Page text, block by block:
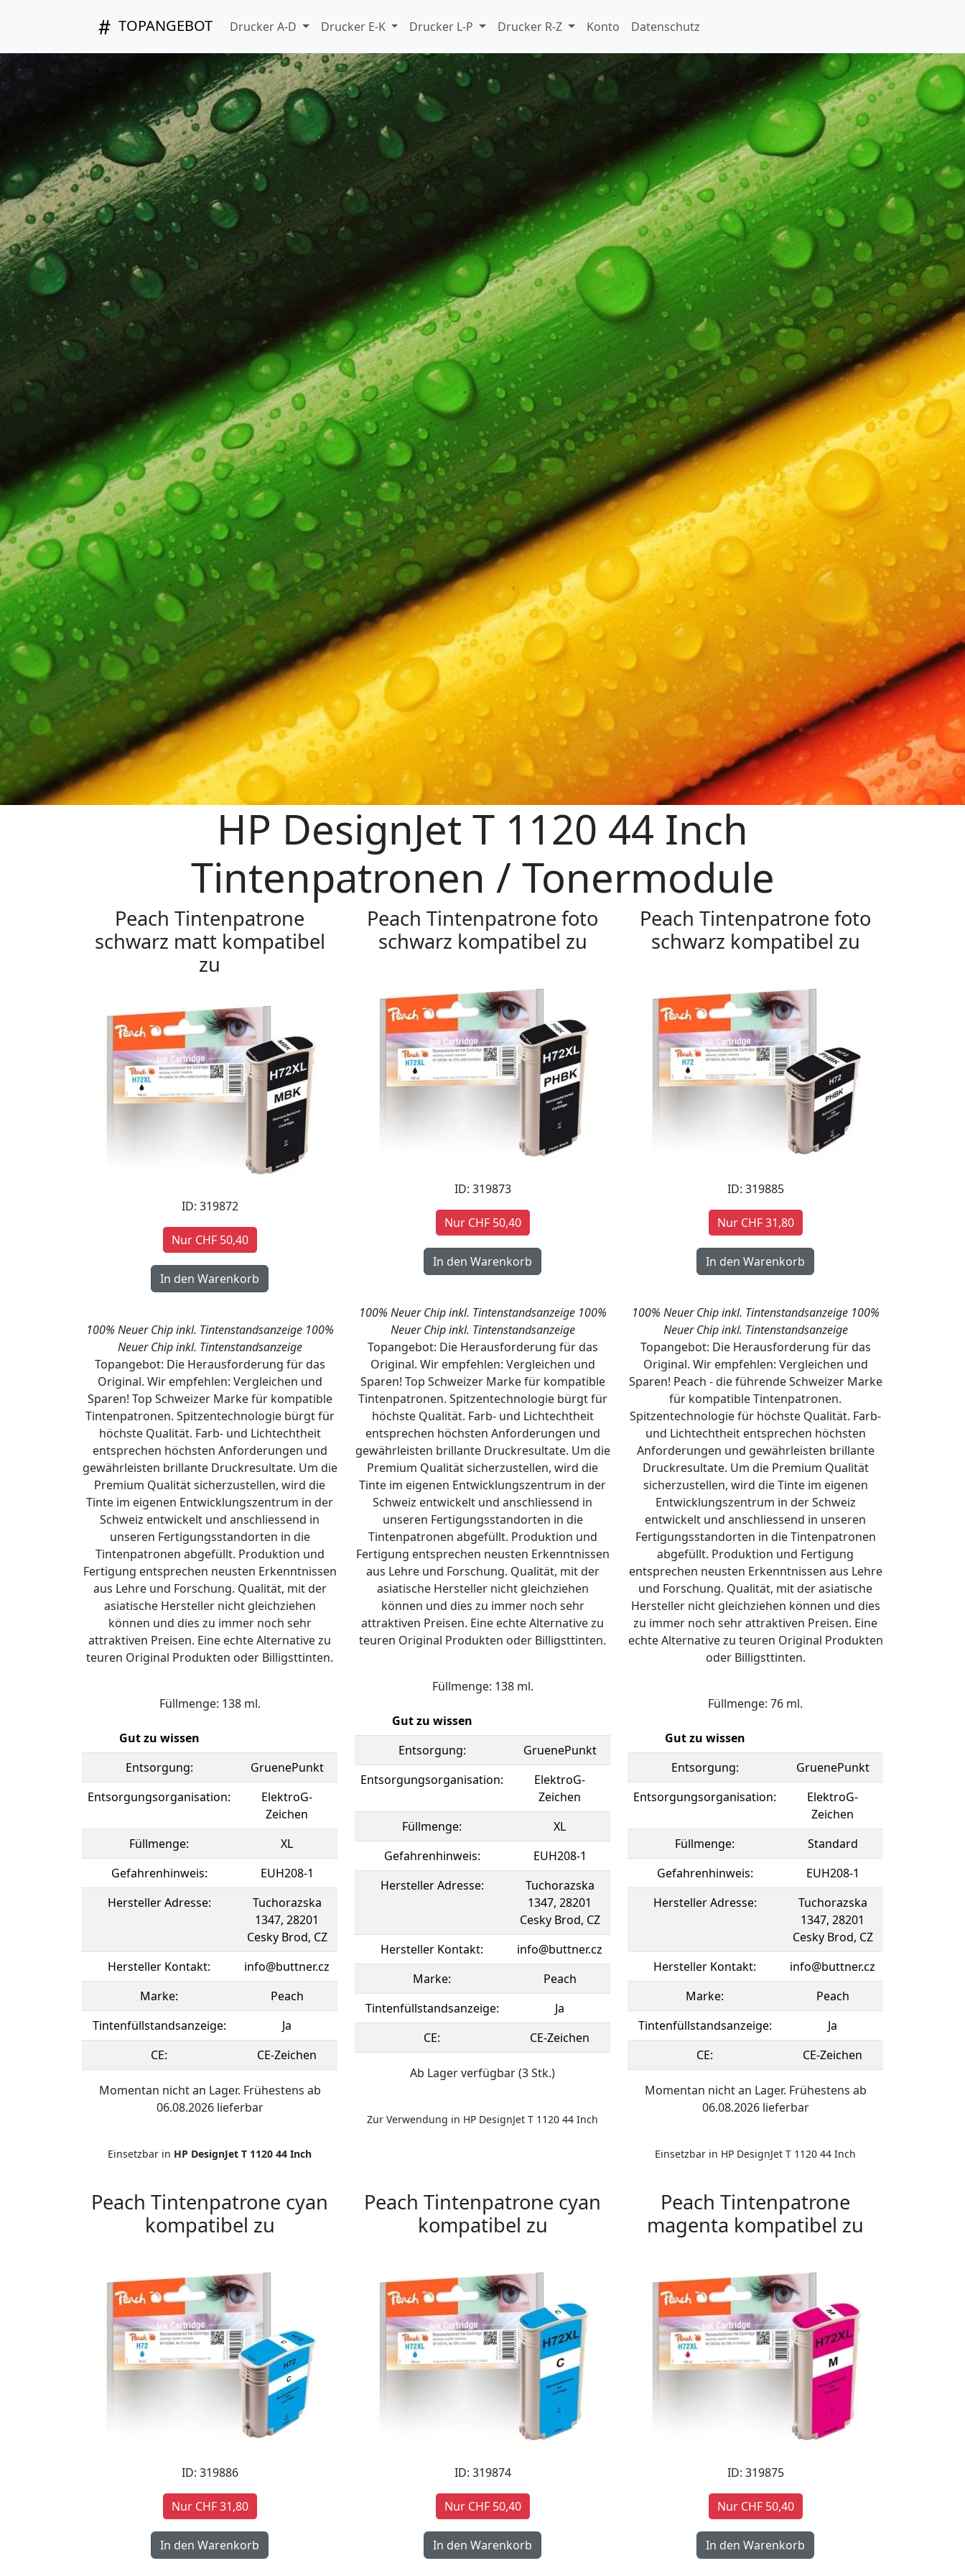
TOPANGEBOT Drucker A-D Drucker E-K Drucker L-P Drucker R-Z Konto Datenschutz
HP DesignJet T 1120 44 Inch
Tintenpatronen / Tonermodule
Peach Tintenpatrone
schwarz matt kompatibel
zu
ID: 319872
Nur CHF 50,40
100% Neuer Chip inkl. Tintenstandsanzeige 100%
Neuer Chip inkl. Tintenstandsanzeige
Topangebot: Die Herausforderung für das
Original. Wir empfehlen: Vergleichen und
Sparen! Top Schweizer Marke für kompatible
Tintenpatronen. Spitzentechnologie bürgt für
höchste Qualität. Farb- und Lichtechtheit
entsprechen höchsten Anforderungen und
gewährleisten brillante Druckresultate. Um die
Premium Qualität sicherzustellen, wird die
Tinte im eigenen Entwicklungszentrum in der
Schweiz entwickelt und anschliessend in
unseren Fertigungsstandorten in die
Tintenpatronen abgefüllt. Produktion und
Fertigung entsprechen neusten Erkenntnissen
aus Lehre und Forschung. Qualität, mit der
asiatische Hersteller nicht gleichziehen
können und dies zu immer noch sehr
attraktiven Preisen. Eine echte Alternative zu
teuren Original Produkten oder Billigsttinten.
Füllmenge: 138 ml.
Gut zu wissen
Entsorgung:
GruenePunkt
Entsorgungsorganisation:
ElektroG-
Zeichen
Füllmenge:
XL
Gefahrenhinweis:
EUH208-1
Hersteller Adresse:
Tuchorazska
1347, 28201
Cesky Brod, CZ
Hersteller Kontakt:
info@buttner.cz
Marke:
Peach
Tintenfüllstandsanzeige:
Ja
CE:
CE-Zeichen
Momentan nicht an Lager. Frühestens ab
06.08.2026 lieferbar
Einsetzbar in HP DesignJet T 1120 44 Inch
Peach Tintenpatrone foto
schwarz kompatibel zu
ID: 319873
Nur CHF 50,40
100% Neuer Chip inkl. Tintenstandsanzeige 100%
Neuer Chip inkl. Tintenstandsanzeige
Topangebot: Die Herausforderung für das
Original. Wir empfehlen: Vergleichen und
Sparen! Top Schweizer Marke für kompatible
Tintenpatronen. Spitzentechnologie bürgt für
höchste Qualität. Farb- und Lichtechtheit
entsprechen höchsten Anforderungen und
gewährleisten brillante Druckresultate. Um die
Premium Qualität sicherzustellen, wird die
Tinte im eigenen Entwicklungszentrum in der
Schweiz entwickelt und anschliessend in
unseren Fertigungsstandorten in die
Tintenpatronen abgefüllt. Produktion und
Fertigung entsprechen neusten Erkenntnissen
aus Lehre und Forschung. Qualität, mit der
asiatische Hersteller nicht gleichziehen
können und dies zu immer noch sehr
attraktiven Preisen. Eine echte Alternative zu
teuren Original Produkten oder Billigsttinten.
Füllmenge: 138 ml.
Gut zu wissen
Entsorgung:
GruenePunkt
Entsorgungsorganisation:
ElektroG-
Zeichen
Füllmenge:
XL
Gefahrenhinweis:
EUH208-1
Hersteller Adresse:
Tuchorazska
1347, 28201
Cesky Brod, CZ
Hersteller Kontakt:
info@buttner.cz
Marke:
Peach
Tintenfüllstandsanzeige:
Ja
CE:
CE-Zeichen
Ab Lager verfügbar (3 Stk.)
Zur Verwendung in HP DesignJet T 1120 44 Inch
Peach Tintenpatrone foto
schwarz kompatibel zu
ID: 319885
Nur CHF 31,80
100% Neuer Chip inkl. Tintenstandsanzeige 100%
Neuer Chip inkl. Tintenstandsanzeige
Topangebot: Die Herausforderung für das
Original. Wir empfehlen: Vergleichen und
Sparen! Peach - die führende Schweizer Marke
für kompatible Tintenpatronen.
Spitzentechnologie für höchste Qualität. Farb-
und Lichtechtheit entsprechen höchsten
Anforderungen und gewährleisten brillante
Druckresultate. Um die Premium Qualität
sicherzustellen, wird die Tinte im eigenen
Entwicklungszentrum in der Schweiz
entwickelt und anschliessend in unseren
Fertigungsstandorten in die Tintenpatronen
abgefüllt. Produktion und Fertigung
entsprechen neusten Erkenntnissen aus Lehre
und Forschung. Qualität, mit der asiatische
Hersteller nicht gleichziehen können und dies
zu immer noch sehr attraktiven Preisen. Eine
echte Alternative zu teuren Original Produkten
oder Billigsttinten.
Füllmenge: 76 ml.
Gut zu wissen
Entsorgung:
GruenePunkt
Entsorgungsorganisation:
ElektroG-
Zeichen
Füllmenge:
Standard
Gefahrenhinweis:
EUH208-1
Hersteller Adresse:
Tuchorazska
1347, 28201
Cesky Brod, CZ
Hersteller Kontakt:
info@buttner.cz
Marke:
Peach
Tintenfüllstandsanzeige:
Ja
CE:
CE-Zeichen
Momentan nicht an Lager. Frühestens ab
06.08.2026 lieferbar
Einsetzbar in HP DesignJet T 1120 44 Inch
Peach Tintenpatrone cyan
kompatibel zu
ID: 319886
Nur CHF 31,80
Peach Tintenpatrone cyan
kompatibel zu
ID: 319874
Nur CHF 50,40
Peach Tintenpatrone
magenta kompatibel zu
ID: 319875
Nur CHF 50,40